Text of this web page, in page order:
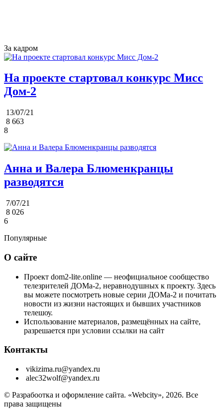
За кадром
На проекте стартовал конкурс Мисс
Дом-2
13/07/21
8 663
8
Анна и Валера Блюменкранцы
разводятся
7/07/21
8 026
6
Популярные
О сайте
Проект dom2-lite.online — неофициальное сообщество
телезрителей ДОМа-2, неравнодушных к проекту. Здесь
вы можете посмотреть новые серии ДОМа-2 и почитать
новости из жизни настоящих и бывших участников
телешоу.
Использование материалов, размещённых на сайте,
разрешается при условии ссылки на сайт
Контакты
vikizima.ru@yandex.ru
alec32wolf@yandex.ru
© Разрабоотка и оформление сайта. «Webcity», 2026. Все
права защищены